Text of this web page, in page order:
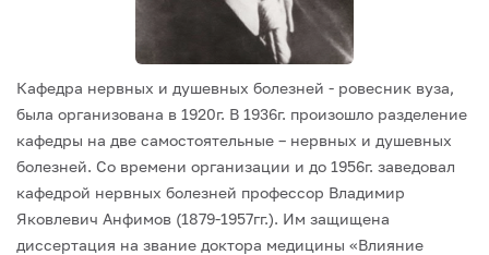
Кафедра нервных и душевных болезней - ровесник вуза,
была организована в 1920г. В 1936г. произошло разделение
кафедры на две самостоятельные – нервных и душевных
болезней. Со времени организации и до 1956г. заведовал
кафедрой нервных болезней профессор Владимир
Яковлевич Анфимов (1879-1957гг.). Им защищена
диссертация на звание доктора медицины «Влияние